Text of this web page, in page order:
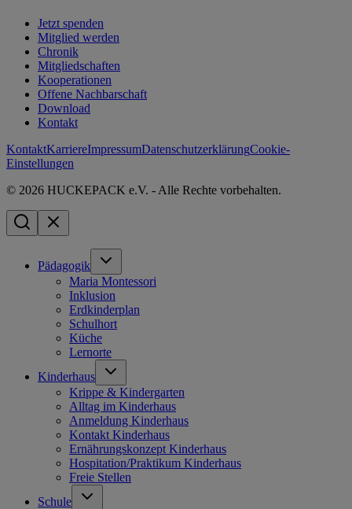
Jetzt spenden
Mitglied werden
Chronik
Mitgliedschaften
Kooperationen
Offene Nachbarschaft
Download
Kontakt
KontaktKarriereImpressumDatenschutzerklärungCookie-
Einstellungen
© 2026 HUCKEPACK e.V. - Alle Rechte vorbehalten.
Pädagogik
Maria Montessori
Inklusion
Erdkinderplan
Schulhort
Küche
Lernorte
Kinderhaus
Krippe & Kindergarten
Alltag im Kinderhaus
Anmeldung Kinderhaus
Kontakt Kinderhaus
Ernährungskonzept Kinderhaus
Hospitation/Praktikum Kinderhaus
Freie Stellen
Schule